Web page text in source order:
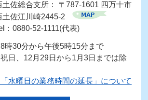
土佐総合支所： 〒787-1601 四万十市
土佐江川崎2445-2
：0880-52-1111(代表)
時30分から午後5時15分まで
祝日、12月29日から1月3日までは除
「水曜日の業務時間の延長」について